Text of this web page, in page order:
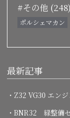
#その他 (248)
ポルシェマカン
最新記事
・Z32 VG30 エン
・BNR32 緑整備